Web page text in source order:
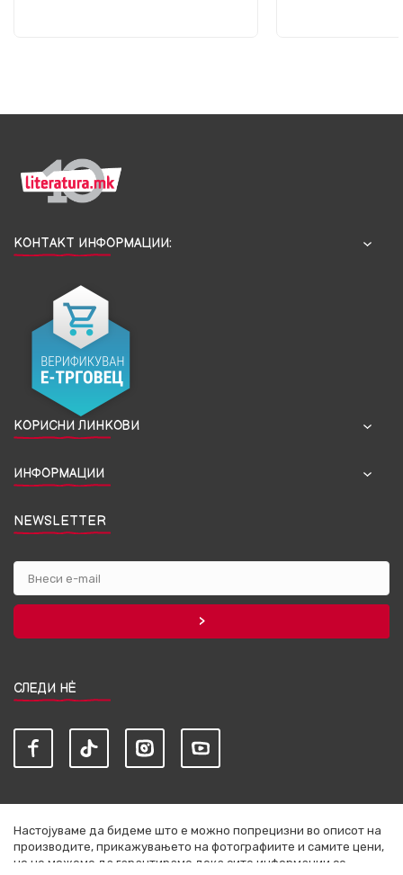
КОНТАКТ ИНФОРМАЦИИ:
КОРИСНИ ЛИНКОВИ
ИНФОРМАЦИИ
NEWSLETTER
СЛЕДИ НЀ
Настојуваме да бидеме што е можно попрецизни во описот на
производите, прикажувањето на фотографиите и самите цени,
но не можеме да гарантираме дека сите информации се